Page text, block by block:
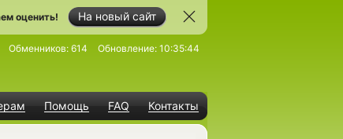
На новый сайт
оценить!
Помощь FAQ Контакты
Обменников: 614 Обновление: 10:35:44